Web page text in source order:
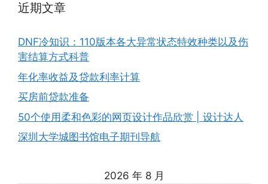
近期文章
DNF冷知识：110版本各大异常状态特效种类以及伤
害结算方式科普
年化率收益及贷款利率计算
买房前贷款准备
50个使用柔和色彩的网页设计作品欣赏 | 设计达人
深圳大学城图书馆电子期刊导航
2026 年 8 月